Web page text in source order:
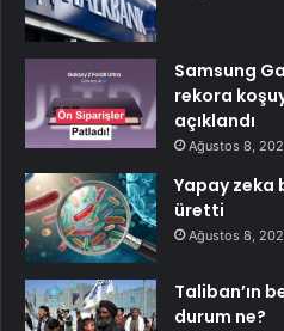
Samsung
rekora
açıklandı
Ağustos 8,
Yapay zeka
üretti
Ağustos 8,
Taliban’ın
durum ne?